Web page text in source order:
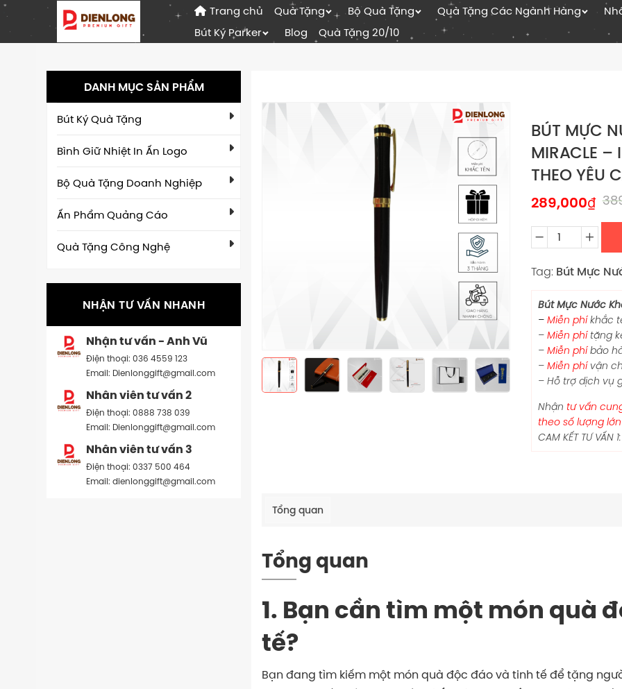
Trang chủ Quà Tặng Bộ Quà Tặng Quà Tặng Các Ngành Hàng
Bút Ký Parker
Blog Quà Tặng 20/10
DANH MỤC SẢN PHẨM
Bút Ký Quà Tặng
Bình Giữ Nhiệt In Ấn Logo
Bộ Quà Tặng Doanh Nghiệp
Ấn Phẩm Quảng Cáo
Quà Tặng Công Nghệ
NHẬN TƯ VẤN NHANH
Nhận tư vấn - Anh Vũ
Điện thoại: 036 4559 123
Email: Dienlonggift@gmail.com
Nhân viên tư vấn 2
Điện thoại: 0888 738 039
Email: Dienlonggift@gmail.com
Nhân viên tư vấn 3
Điện thoại: 0337 500 464
Email: dienlonggift@gmail.com
BÚT MỰC
MIRACLE –
THEO YÊU
289,000₫
Tag: Bút Mực
Bút Mực Nước
– Miễn phíkhắc
– Miễn phítặng
– Miễn phíbảo
– Miễn phívận
– Hỗ trợ dịch vụ
Nhận tư vấn
theo số lượng lớn
CAM KẾT TƯ VẤN
Tổng quan
Tổng quan
1. Bạn cần tìm một món quà
tế?
Bạn đang tìm kiếm một món quà độc đáo và tinh tế để tặng